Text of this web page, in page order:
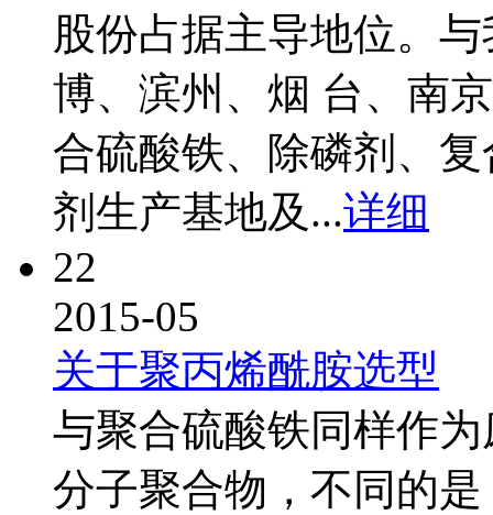
股份占据主导地位。
博、滨州、烟 台、南
合硫酸铁、除磷剂、
剂生产基地及...详细
22
2015-05
关于聚丙烯酰胺选型
与聚合硫酸铁同样作
分子聚合物，不同的